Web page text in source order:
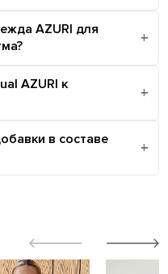
AZURI для
AZURI к
в составе